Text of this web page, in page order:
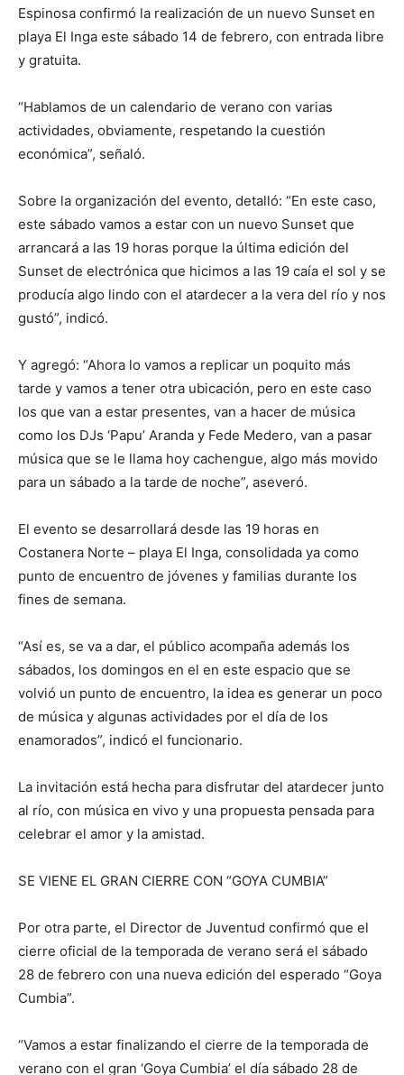
Espinosa confirmó la realización de un nuevo Sunset en
playa El Inga este sábado 14 de febrero, con entrada libre
y gratuita.
“Hablamos de un calendario de verano con varias
actividades, obviamente, respetando la cuestión
económica”, señaló.
Sobre la organización del evento, detalló: “En este caso,
este sábado vamos a estar con un nuevo Sunset que
arrancará a las 19 horas porque la última edición del
Sunset de electrónica que hicimos a las 19 caía el sol y se
producía algo lindo con el atardecer a la vera del río y nos
gustó”, indicó.
Y agregó: “Ahora lo vamos a replicar un poquito más
tarde y vamos a tener otra ubicación, pero en este caso
los que van a estar presentes, van a hacer de música
como los DJs ‘Papu’ Aranda y Fede Medero, van a pasar
música que se le llama hoy cachengue, algo más movido
para un sábado a la tarde de noche”, aseveró.
El evento se desarrollará desde las 19 horas en
Costanera Norte – playa El Inga, consolidada ya como
punto de encuentro de jóvenes y familias durante los
fines de semana.
“Así es, se va a dar, el público acompaña además los
sábados, los domingos en el en este espacio que se
volvió un punto de encuentro, la idea es generar un poco
de música y algunas actividades por el día de los
enamorados”, indicó el funcionario.
La invitación está hecha para disfrutar del atardecer junto
al río, con música en vivo y una propuesta pensada para
celebrar el amor y la amistad.
SE VIENE EL GRAN CIERRE CON “GOYA CUMBIA”
Por otra parte, el Director de Juventud confirmó que el
cierre oficial de la temporada de verano será el sábado
28 de febrero con una nueva edición del esperado “Goya
Cumbia”.
“Vamos a estar finalizando el cierre de la temporada de
verano con el gran ‘Goya Cumbia’ el día sábado 28 de